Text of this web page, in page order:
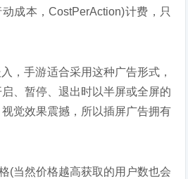
成本，CostPerAction)计费，只
，手游适合采用这种广告形式，
、暂停、退出时以半屏或全屏的
觉效果震撼，所以插屏广告拥有
(当然价格越高获取的用户数也会